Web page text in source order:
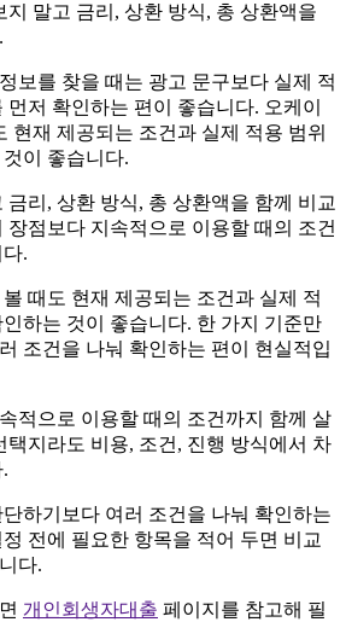
지 말고 금리, 상환 방식, 총 상환액을
보를 찾을 때는 광고 문구보다 실제 적
저 확인하는 편이 좋습니다. 오케이
현재 제공되는 조건과 실제 적용 범위
이 좋습니다.
금리, 상환 방식, 총 상환액을 함께 비교
점보다 지속적으로 이용할 때의 조건
.
때도 현재 제공되는 조건과 실제 적
하는 것이 좋습니다. 한 가지 기준만
조건을 나눠 확인하는 편이 현실적입
적으로 이용할 때의 조건까지 함께 살
택지라도 비용, 조건, 진행 방식에서 차
하기보다 여러 조건을 나눠 확인하는
전에 필요한 항목을 적어 두면 비교
다.
개인회생자대출 페이지를 참고해 필